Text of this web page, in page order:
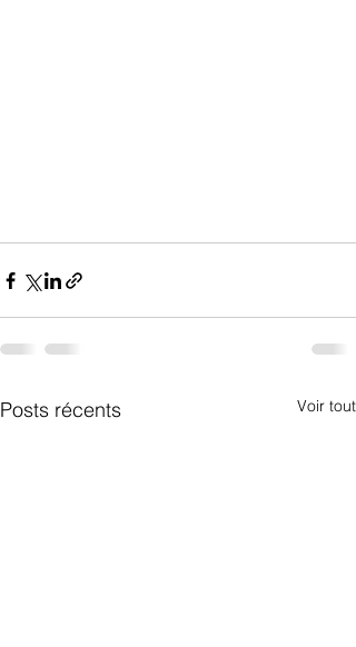
Posts récents Voir tout